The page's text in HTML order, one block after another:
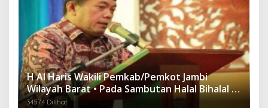
H Al Haris Wakili Pemkab/Pemkot Jambi
Wilayah Barat • Pada Sambutan Halal Bihalal di
Gubernuran
34574 Dilihat